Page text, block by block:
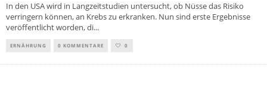
In den USA wird in Langzeitstudien untersucht, ob Nüsse das Risiko
verringern können, an Krebs zu erkranken. Nun sind erste Ergebnisse
veröffentlicht worden, di...
ERNÄHRUNG 0 KOMMENTARE 0